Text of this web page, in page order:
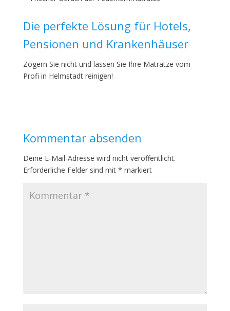
Die perfekte Lösung für Hotels,
Pensionen und Krankenhäuser
Zögern Sie nicht und lassen Sie Ihre Matratze vom
Profi in Helmstadt reinigen!
Kommentar absenden
Deine E-Mail-Adresse wird nicht veröffentlicht.
Erforderliche Felder sind mit * markiert